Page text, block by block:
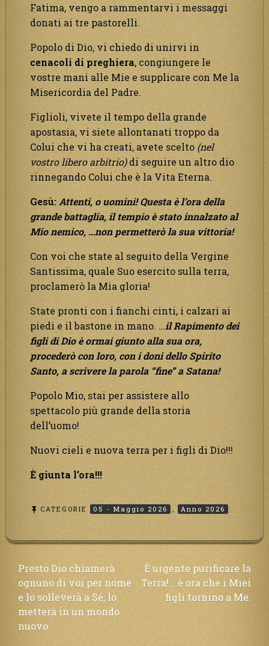
Fatima, vengo a rammentarvi i messaggi
donati ai tre pastorelli.
Popolo di Dio, vi chiedo di unirvi in
cenacoli di preghiera, congiungere le
vostre mani alle Mie e supplicare con Me la
Misericordia del Padre.
Figlioli, vivete il tempo della grande
apostasia, vi siete allontanati troppo da
Colui che vi ha creati, avete scelto (nel
vostro libero arbitrio)di seguire un altro dio
rinnegando Colui che è la Vita Eterna.
Gesù:Attenti, o uomini! Questa è l’ora della
grande battaglia, il tempio è stato innalzato al
Mio nemico, …non permetterò la sua vittoria!
Con voi che state al seguito della Vergine
Santissima, quale Suo esercito sulla terra,
proclamerò la Mia gloria!
State pronti con i fianchi cinti, i calzari ai
piedi e il bastone in mano. …il Rapimento dei
figli di Dio è ormai giunto alla sua ora,
procederò con loro, con i doni dello Spirito
Santo, a scrivere la parola “fine” a Satana!
Popolo Mio, stai per assistere allo
spettacolo più grande della storia
dell’uomo!
Nuovi cieli e nuova terra per i figli di Dio!!!
È giunta l’ora!!!
CATEGORIE 05 - Maggio 2026 , Anno 2026
Navigazione
articoli
Presto Dio chiamerà
ognuno di voi per nome
e lo solleverà a Sé, lo
metterà in un mondo
nuovo.
È urgente purificare la
Terra! …è ora che i Miei
figli tornino a Me.